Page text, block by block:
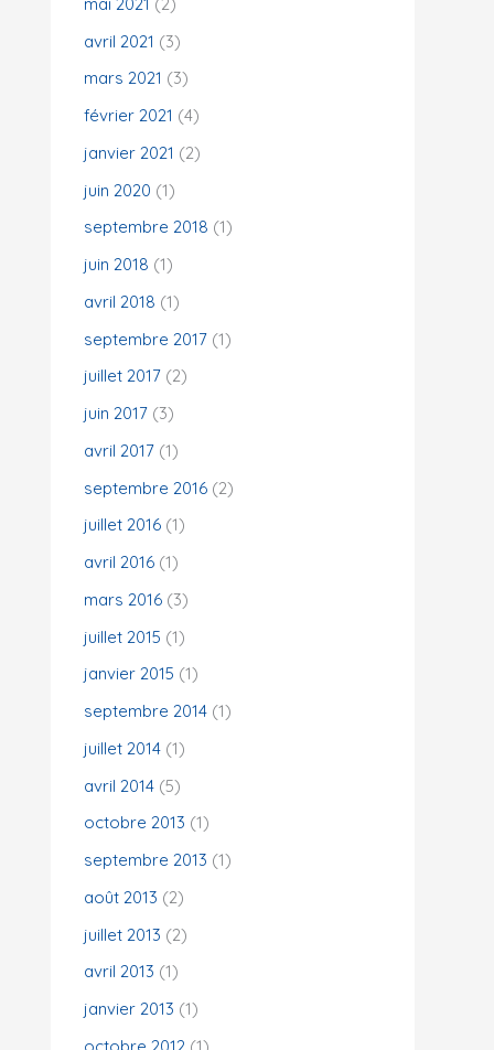
avril 2021 (3)
mars 2021 (3)
février 2021 (4)
janvier 2021 (2)
juin 2020 (1)
septembre 2018 (1)
juin 2018 (1)
avril 2018 (1)
septembre 2017 (1)
juillet 2017 (2)
juin 2017 (3)
avril 2017 (1)
septembre 2016 (2)
juillet 2016 (1)
avril 2016 (1)
mars 2016 (3)
juillet 2015 (1)
janvier 2015 (1)
septembre 2014 (1)
juillet 2014 (1)
avril 2014 (5)
octobre 2013 (1)
septembre 2013 (1)
août 2013 (2)
juillet 2013 (2)
avril 2013 (1)
janvier 2013 (1)